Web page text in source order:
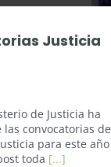
Justicia
de Justicia ha
convocatorias de
para este año
toda [...]